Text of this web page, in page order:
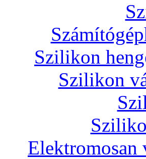
Szilikon
Szilikon
Elektromosan